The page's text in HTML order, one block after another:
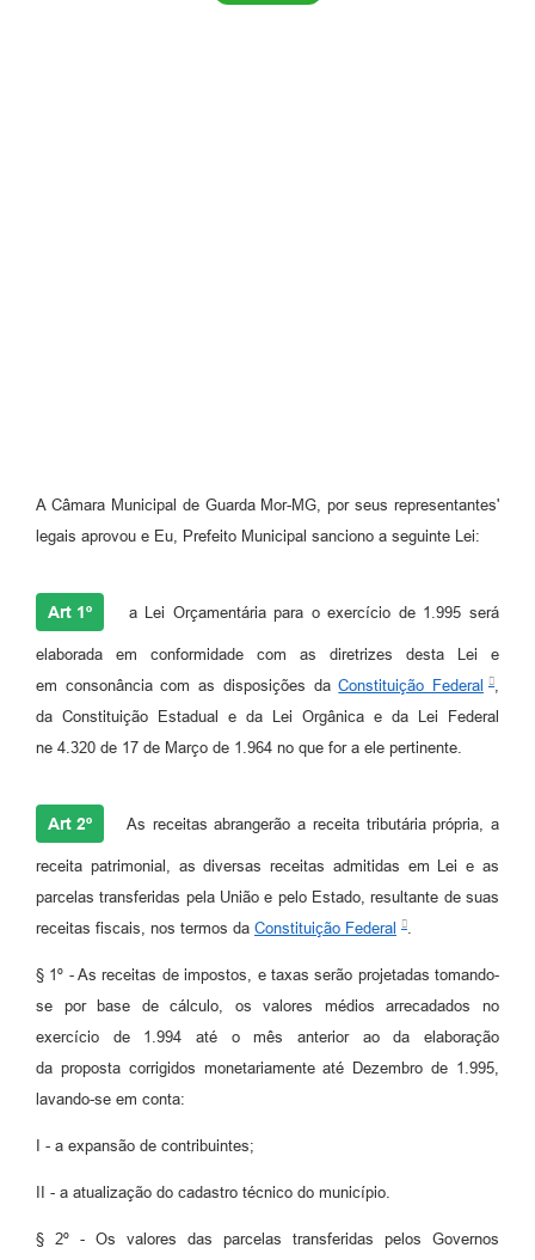
A Câmara Municipal de Guarda Mor-MG, por seus representantes'
legais aprovou e Eu, Prefeito Municipal sanciono a seguinte Lei:
Art 1º a Lei Orçamentária para o exercício de 1.995 será
elaborada em conformidade com as diretrizes desta Lei e
em consonância com as disposições daConstituição Federal
,
da Constituição Estadual e da Lei Orgânica e da Lei Federal
ne 4.320 de 17 de Março de 1.964 no que for a ele pertinente.
Art 2º As receitas abrangerão a receita tributária própria, a
receita patrimonial, as diversas receitas admitidas em Lei e as
parcelas transferidas pela União e pelo Estado, resultante de suas
receitas fiscais, nos termos da Constituição Federal .
§ 1º - As receitas de impostos, e taxas serão projetadas tomando-
se por base de cálculo, os valores médios arrecadados no
exercício de 1.994 até o mês anterior ao da elaboração
da proposta corrigidos monetariamente até Dezembro de 1.995,
lavando-se em conta:
I - a expansão de contribuintes;
II - a atualização do cadastro técnico do município.
§ 2º - Os valores das parcelas transferidas pelos Governos